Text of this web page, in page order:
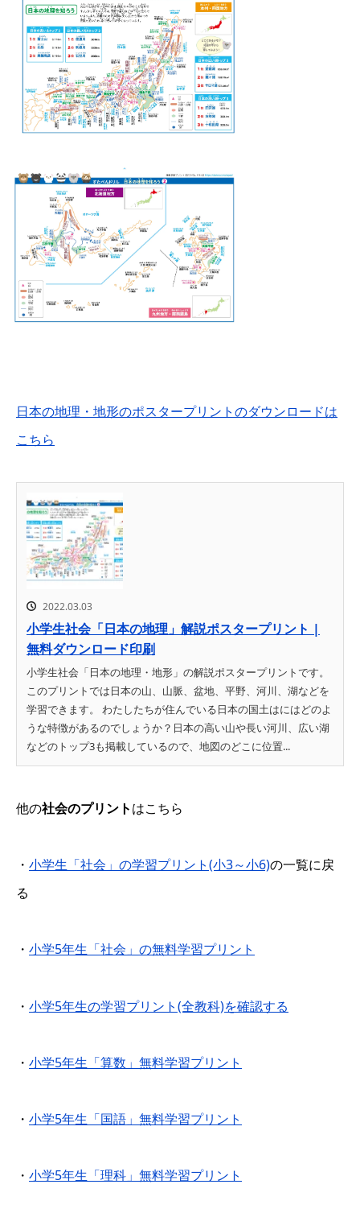
日本の地理・地形のポスタープリントのダウンロードは
こちら
2022.03.03
小学生社会「日本の地理」解説ポスタープリント |
無料ダウンロード印刷
小学生社会「日本の地理・地形」の解説ポスタープリントです。
このプリントでは日本の山、山脈、盆地、平野、河川、湖などを
学習できます。 わたしたちが住んでいる日本の国土はにはどのよ
うな特徴があるのでしょうか？日本の高い山や長い河川、広い湖
などのトップ3も掲載しているので、地図のどこに位置...
他の社会のプリントはこちら
・ 小学生「社会」の学習プリント(小3～小6)の一覧に戻
る
・ 小学5年生「社会」の無料学習プリント
・ 小学5年生の学習プリント(全教科)を確認する
・ 小学5年生「算数」無料学習プリント
・ 小学5年生「国語」無料学習プリント
・ 小学5年生「理科」無料学習プリント